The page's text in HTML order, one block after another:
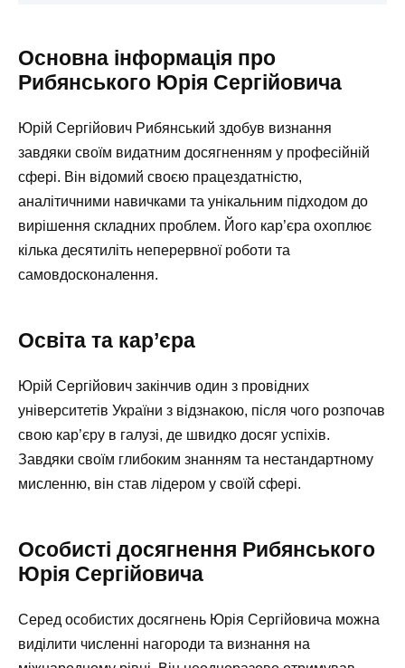
Основна інформація про
Рибянського Юрія Сергійовича
Юрій Сергійович Рибянський здобув визнання
завдяки своїм видатним досягненням у професійній
сфері. Він відомий своєю працездатністю,
аналітичними навичками та унікальним підходом до
вирішення складних проблем. Його кар’єра охоплює
кілька десятиліть неперервної роботи та
самовдосконалення.
Освіта та кар’єра
Юрій Сергійович закінчив один з провідних
університетів України з відзнакою, після чого розпочав
свою кар’єру в галузі, де швидко досяг успіхів.
Завдяки своїм глибоким знанням та нестандартному
мисленню, він став лідером у своїй сфері.
Особисті досягнення Рибянського
Юрія Сергійовича
Серед особистих досягнень Юрія Сергійовича можна
виділити численні нагороди та визнання на